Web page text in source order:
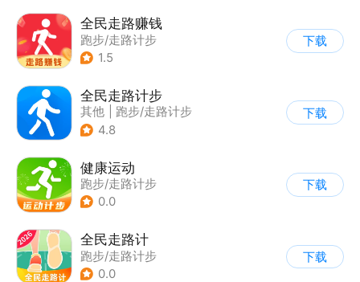
全民走路赚钱
跑步/走路计步
1.5
下载
全民走路计步
其他
跑步/走路计步
4.8
下载
健康运动
跑步/走路计步
0.0
下载
全民走路计
跑步/走路计步
0.0
下载